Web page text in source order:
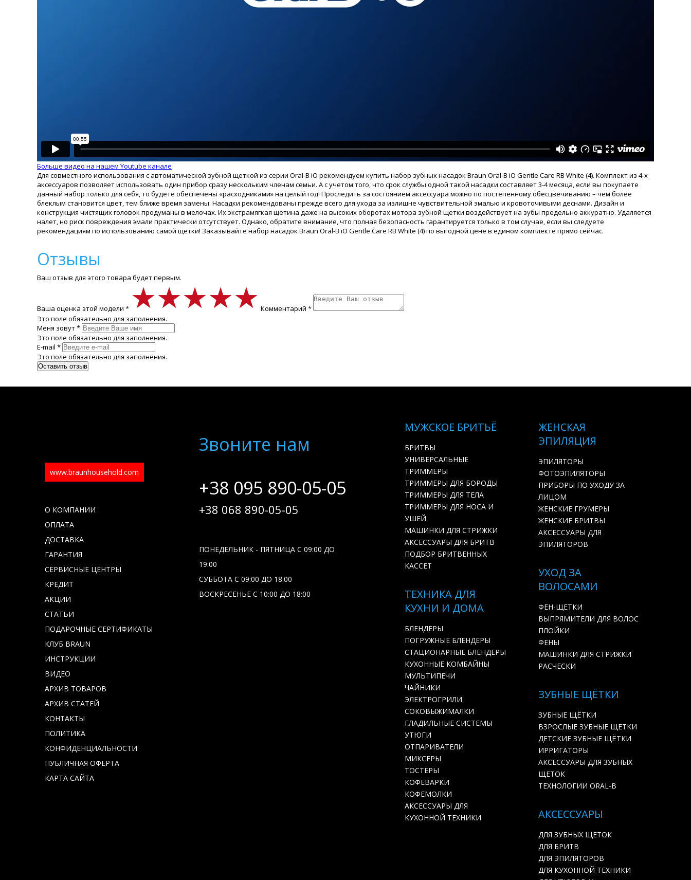
Больше видео на нашем Youtube канале
Для совместного использования с автоматической зубной щеткой из серии Oral-B iO рекомендуем купить набор зубных насадок Braun Oral-B iO Gentle Care RB White (4). Комплект из 4-х
аксессуаров позволяет использовать один прибор сразу нескольким членам семьи. А с учетом того, что срок службы одной такой насадки составляет 3-4 месяца, если вы покупаете
данный набор только для себя, то будете обеспечены «расходниками» на целый год! Проследить за состоянием аксессуара можно по постепенному обесцвечиванию – чем более
блеклым становится цвет, тем ближе время замены. Насадки рекомендованы прежде всего для ухода за излишне чувствительной эмалью и кровоточивыми деснами. Дизайн и
конструкция чистящих головок продуманы в мелочах. Их экстрамягкая щетина даже на высоких оборотах мотора зубной щетки воздействует на зубы предельно аккуратно. Удаляется
налет, но риск повреждения эмали практически отсутствует. Однако, обратите внимание, что полная безопасность гарантируется только в том случае, если вы следуете
рекомендациям по использованию самой щетки! Заказывайте набор насадок Braun Oral-B iO Gentle Care RB White (4) по выгодной цене в едином комплекте прямо сейчас.
Отзывы
Ваш отзыв для этого товара будет первым.
Ваша оценка этой модели * ★★★★★
★★★★★
★★★★★ Комментарий *
Это поле обязательно для заполнения.
Меня зовут *
Это поле обязательно для заполнения.
E-mail *
Это поле обязательно для заполнения.
www.braunhousehold.com
О КОМПАНИИ
ОПЛАТА
ДОСТАВКА
ГАРАНТИЯ
СЕРВИСНЫЕ ЦЕНТРЫ
КРЕДИТ
АКЦИИ
СТАТЬИ
ПОДАРОЧНЫЕ СЕРТИФИКАТЫ
КЛУБ BRAUN
ИНСТРУКЦИИ
ВИДЕО
АРХИВ ТОВАРОВ
АРХИВ СТАТЕЙ
КОНТАКТЫ
ПОЛИТИКА
КОНФИДЕНЦИАЛЬНОСТИ
ПУБЛИЧНАЯ ОФЕРТА
КАРТА САЙТА
Звоните нам
+38 095 890-05-05
+38 068 890-05-05
ПОНЕДЕЛЬНИК - ПЯТНИЦА С 09:00 ДО
19:00
СУББОТА С 09:00 ДО 18:00
ВОСКРЕСЕНЬЕ С 10:00 ДО 18:00
МУЖСКОЕ БРИТЬЁ
БРИТВЫ
УНИВЕРСАЛЬНЫЕ
ТРИММЕРЫ
ТРИММЕРЫ ДЛЯ БОРОДЫ
ТРИММЕРЫ ДЛЯ ТЕЛА
ТРИММЕРЫ ДЛЯ НОСА И
УШЕЙ
МАШИНКИ ДЛЯ СТРИЖКИ
АКСЕССУАРЫ ДЛЯ БРИТВ
ПОДБОР БРИТВЕННЫХ
КАССЕТ
ЖЕНСКАЯ
ЭПИЛЯЦИЯ
ЭПИЛЯТОРЫ
ФОТОЭПИЛЯТОРЫ
ПРИБОРЫ ПО УХОДУ ЗА
ЛИЦОМ
ЖЕНСКИЕ ГРУМЕРЫ
ЖЕНСКИЕ БРИТВЫ
АКСЕССУАРЫ ДЛЯ
ЭПИЛЯТОРОВ
УХОД ЗА
ВОЛОСАМИ
ФЕН-ЩЕТКИ
ВЫПРЯМИТЕЛИ ДЛЯ ВОЛОС
ПЛОЙКИ
ФЕНЫ
МАШИНКИ ДЛЯ СТРИЖКИ
РАСЧЕСКИ
ТЕХНИКА ДЛЯ
КУХНИ И ДОМА
БЛЕНДЕРЫ
ПОГРУЖНЫЕ БЛЕНДЕРЫ
СТАЦИОНАРНЫЕ БЛЕНДЕРЫ
КУХОННЫЕ КОМБАЙНЫ
МУЛЬТИПЕЧИ
ЧАЙНИКИ
ЭЛЕКТРОГРИЛИ
СОКОВЫЖИМАЛКИ
ГЛАДИЛЬНЫЕ СИСТЕМЫ
УТЮГИ
ОТПАРИВАТЕЛИ
МИКСЕРЫ
ТОСТЕРЫ
КОФЕВАРКИ
КОФЕМОЛКИ
АКСЕССУАРЫ ДЛЯ
КУХОННОЙ ТЕХНИКИ
ЗУБНЫЕ ЩЁТКИ
ЗУБНЫЕ ЩЁТКИ
ВЗРОСЛЫЕ ЗУБНЫЕ ЩЕТКИ
ДЕТСКИЕ ЗУБНЫЕ ЩЁТКИ
ИРРИГАТОРЫ
АКСЕССУАРЫ ДЛЯ ЗУБНЫХ
ЩЕТОК
ТЕХНОЛОГИИ ORAL-B
АКСЕССУАРЫ
ДЛЯ ЗУБНЫХ ЩЕТОК
ДЛЯ БРИТВ
ДЛЯ ЭПИЛЯТОРОВ
ДЛЯ КУХОННОЙ ТЕХНИКИ